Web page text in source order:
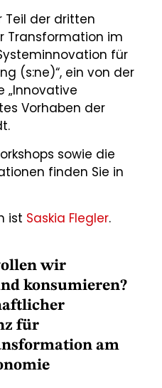
Teil der dritten
Transformation im
für
(s:ne)“, ein von der
„Innovative
Vorhaben der
sowie die
finden Sie in
ist Saskia Flegler.
wir
konsumieren?
für
am